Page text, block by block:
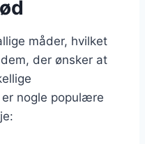
måder, hvilket
der ønsker at
nogle populære